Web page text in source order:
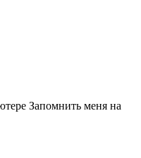
Запомнить меня на